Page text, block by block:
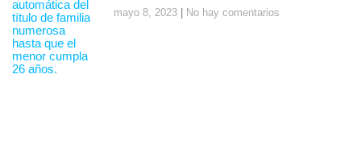
mayo 8, 2023 No hay comentarios